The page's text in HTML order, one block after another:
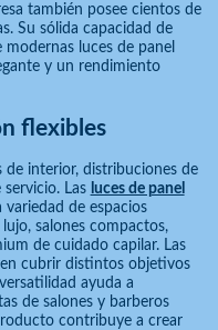
también posee cientos de
Su sólida capacidad de
luces de panel
y un rendimiento
flexibles
de interior, distribuciones de
Las luces de panel
de espacios
salones compactos,
de cuidado capilar. Las
cubrir distintos objetivos
ayuda a
de salones y barberos
contribuye a crear